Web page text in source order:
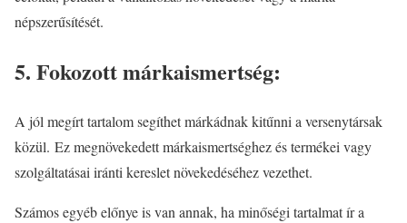
népszerűsítését.
5. Fokozott márkaismertség:
A jól megírt tartalom segíthet márkádnak kitűnni a versenytársak
közül. Ez megnövekedett márkaismertséghez és termékei vagy
szolgáltatásai iránti kereslet növekedéséhez vezethet.
Számos egyéb előnye is van annak, ha minőségi tartalmat ír a